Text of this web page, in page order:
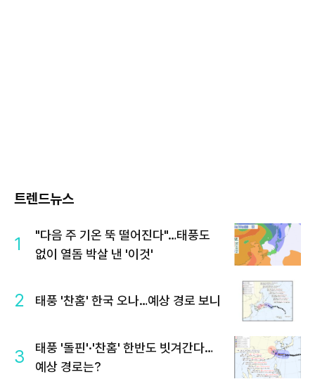
트렌드뉴스
1
"다음 주 기온 뚝 떨어진다"…태풍도
없이 열돔 박살 낸 '이것'
2 태풍 '찬홈' 한국 오나…예상 경로 보니
3
태풍 '돌핀'·'찬홈' 한반도 빗겨간다…
예상 경로는?